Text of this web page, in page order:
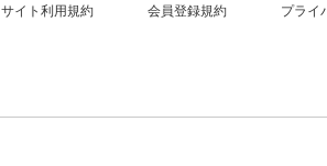
サイト利用規約 会員登録規約 プライ